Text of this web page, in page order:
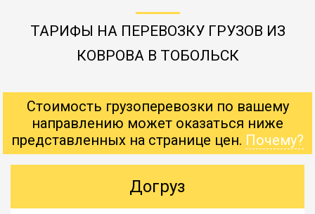
ТАРИФЫ НА ПЕРЕВОЗКУ ГРУЗОВ ИЗ
КОВРОВА В ТОБОЛЬСК
Стоимость грузоперевозки по вашему
направлению может оказаться ниже
представленных на странице цен. Почему?
Догруз